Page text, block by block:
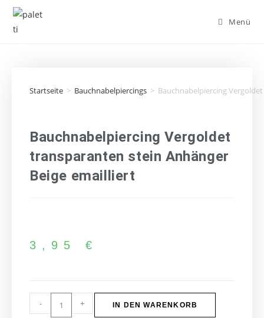
Menü
Startseite > Bauchnabelpiercings > Bauchnabelpiercing
Bauchnabelpiercing Vergoldet
transparanten stein Anhänger
Beige emailliert
3,95 €
- + IN DEN WARENKORB